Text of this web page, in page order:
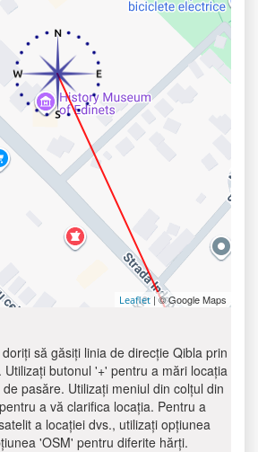
Leaflet | © Google Maps
să găsiți linia de direcție Qibla prin
butonul '+' pentru a mări locația
pasăre. Utilizați meniul din colțul din
a vă clarifica locația. Pentru a
a locației dvs., utilizați opțiunea
'OSM' pentru diferite hărți.